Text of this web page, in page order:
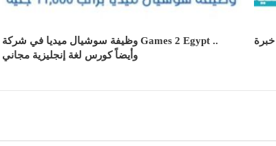
وظيفة سوشيال ميديا في شركة Games 2 Egypt ..
وأيضاً كورس لغة إنجليزية مجاني